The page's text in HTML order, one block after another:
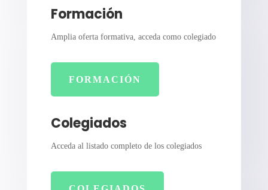
Formación
Amplia oferta formativa, acceda como colegiado
FORMACIÓN
Colegiados
Acceda al listado completo de los colegiados